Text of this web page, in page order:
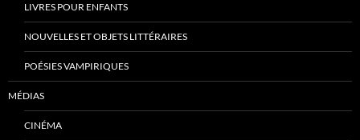
LIVRES POUR ENFANTS
NOUVELLES ET OBJETS LITTÉRAIRES
POÉSIES VAMPIRIQUES
MÉDIAS
CINÉMA